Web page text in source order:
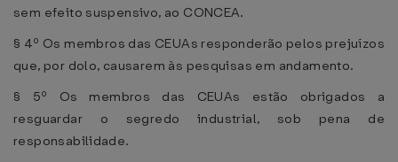
sem efeito suspensivo, ao CONCEA.
§ 4º Os membros das CEUAs responderão pelos prejuízos
que, por dolo, causarem às pesquisas em andamento.
§ 5º Os membros das CEUAs estão obrigados a
resguardar o segredo industrial, sob pena de
responsabilidade.